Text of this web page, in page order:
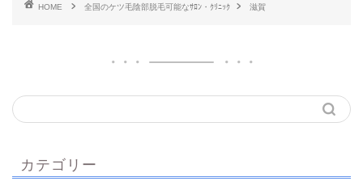
HOME 全国のケツ毛陰部脱毛可能なｻﾛﾝ・ｸﾘﾆｯｸ 滋賀
カテゴリー